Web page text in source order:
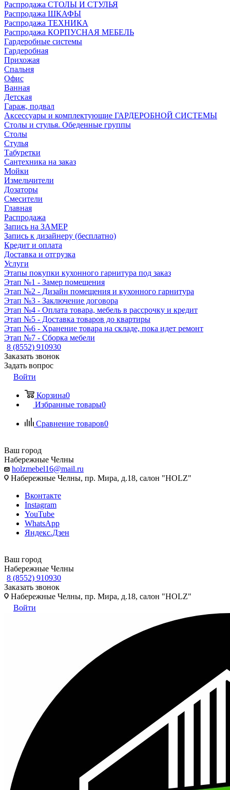
Распродажа СТОЛЫ И СТУЛЬЯ
Распродажа ШКАФЫ
Распродажа ТЕХНИКА
Распродажа КОРПУСНАЯ МЕБЕЛЬ
Гардеробные системы
Гардеробная
Прихожая
Спальня
Офис
Ванная
Детская
Гараж, подвал
Аксессуары и комплектующие ГАРДЕРОБНОЙ СИСТЕМЫ
Столы и стулья. Обеденные группы
Столы
Стулья
Табуретки
Сантехника на заказ
Мойки
Измельчители
Дозаторы
Смесители
Главная
Распродажа
Запись на ЗАМЕР
Запись к дизайнеру (бесплатно)
Кредит и оплата
Доставка и отгрузка
Услуги
Этапы покупки кухонного гарнитура под заказ
Этап №1 - Замер помещения
Этап №2 - Дизайн помещения и кухонного гарнитура
Этап №3 - Заключение договора
Этап №4 - Оплата товара, мебель в рассрочку и кредит
Этап №5 - Доставка товаров до квартиры
Этап №6 - Хранение товара на складе, пока идет ремонт
Этап №7 - Сборка мебели
8 (8552) 910930
Заказать звонок
Задать вопрос
Войти
Корзина0
Избранные товары0
Сравнение товаров0
Ваш город
Набережные Челны
holzmebel16@mail.ru
Набережные Челны, пр. Мира, д.18, салон "HOLZ"
Вконтакте
Instagram
YouTube
WhatsApp
Яндекс.Дзен
Ваш город
Набережные Челны
8 (8552) 910930
Заказать звонок
Набережные Челны, пр. Мира, д.18, салон "HOLZ"
Войти